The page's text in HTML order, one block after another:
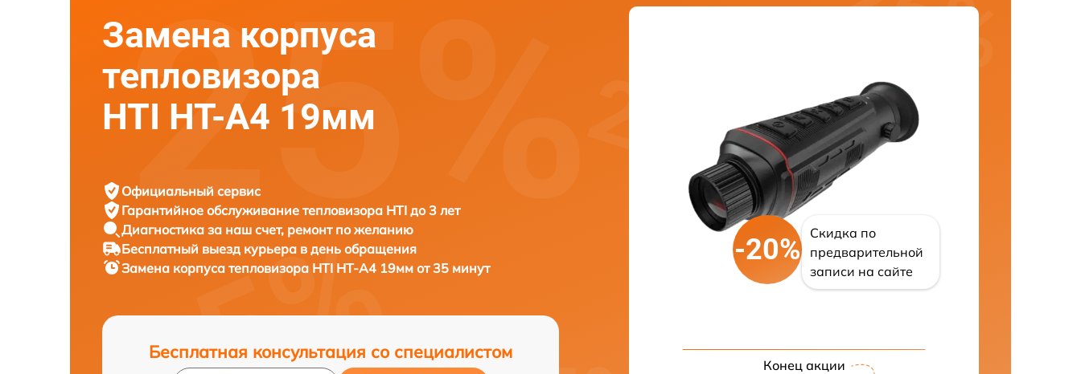
Замена корпуса
тепловизора
HTI HT-A4 19мм
Официальный сервис
Гарантийное обслуживание тепловизора HTI до 3 лет
Диагностика за наш счет, ремонт по желанию
Бесплатный выезд курьера в день обращения
Замена корпуса тепловизора HTI HT-A4 19мм от 35 минут
Бесплатная консультация со специалистом
-20%
Скидка по
предварительной
записи на сайте
Конец акции